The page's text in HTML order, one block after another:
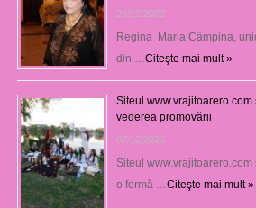
26/12/2023
Regina Maria Câmpina,
din … Citeşte mai mult »
Siteul
vederea promovării
07/12/2023
Siteul
o formă … Citeşte mai mult »